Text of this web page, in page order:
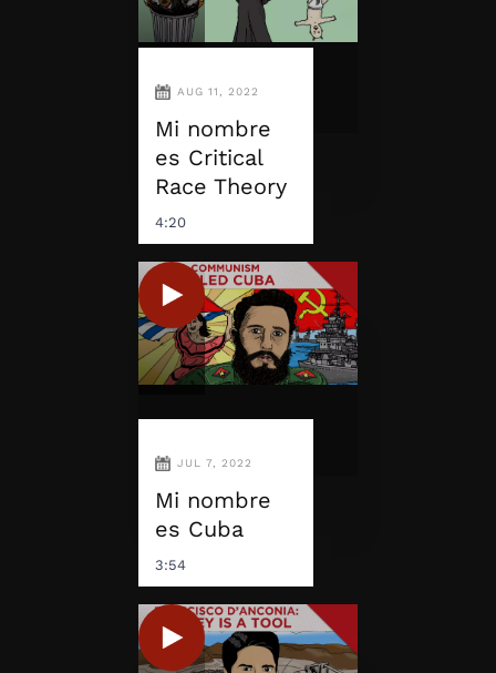
AUG 11, 2022
Mi nombre
es Critical
Race Theory
4:20
JUL 7, 2022
Mi nombre
es Cuba
3:54